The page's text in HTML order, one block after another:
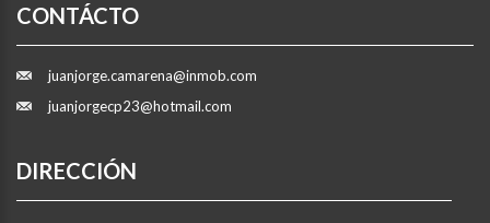
CONTÁCTO
juanjorge.camarena@inmob.com
juanjorgecp23@hotmail.com
DIRECCIÓN